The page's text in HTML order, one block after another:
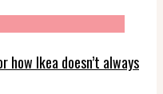
how Ikea doesn’t always